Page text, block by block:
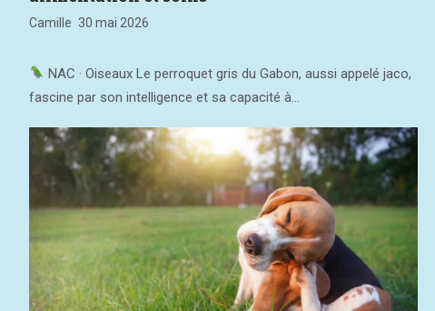
Camille 30 mai 2026
NAC · Oiseaux Le perroquet gris du Gabon, aussi appelé jaco,
fascine par son intelligence et sa capacité à...